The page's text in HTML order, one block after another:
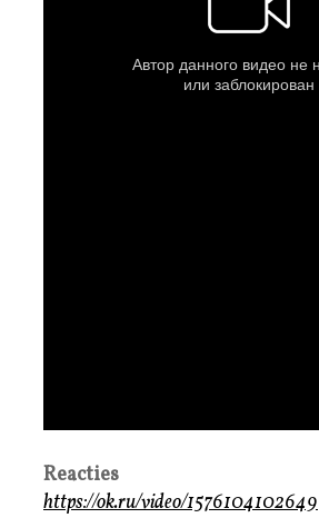
Reacties
https://ok.ru/video/1576104102649